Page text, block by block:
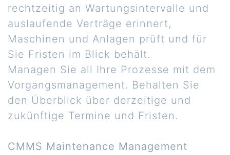
rechtzeitig an Wartungsintervalle und
auslaufende Verträge erinnert,
Maschinen und Anlagen prüft und für
Sie Fristen im Blick behält.
Managen Sie all Ihre Prozesse mit dem
Vorgangsmanagement. Behalten Sie
den Überblick über derzeitige und
zukünftige Termine und Fristen.
CMMS Maintenance Management